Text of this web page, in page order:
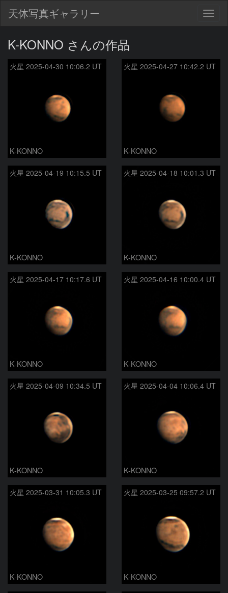
天体写真ギャラリー
K-KONNO さんの作品
火星 2025-04-30 10:06.2 UT
K-KONNO
火星 2025-04-27 10:42.2 UT
K-KONNO
火星 2025-04-19 10:15.5 UT
K-KONNO
火星 2025-04-18 10:01.3 UT
K-KONNO
火星 2025-04-17 10:17.6 UT
K-KONNO
火星 2025-04-16 10:00.4 UT
K-KONNO
火星 2025-04-09 10:34.5 UT
K-KONNO
火星 2025-04-04 10:06.4 UT
K-KONNO
火星 2025-03-31 10:05.3 UT
K-KONNO
火星 2025-03-25 09:57.2 UT
K-KONNO